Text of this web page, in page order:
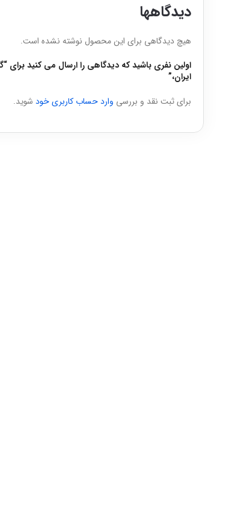
دیدگاهها
هیچ دیدگاهی برای این محصول نوشته نشده است.
ایران،”
برای ثبت نقد و بررسی وارد حساب کاربری خود شوید.